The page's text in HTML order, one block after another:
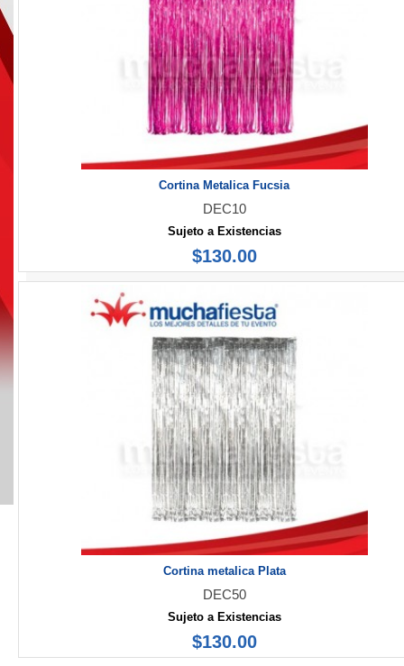
Cortina Metalica Fucsia
DEC10
Sujeto a Existencias
$130.00
Cortina metalica Plata
DEC50
Sujeto a Existencias
$130.00